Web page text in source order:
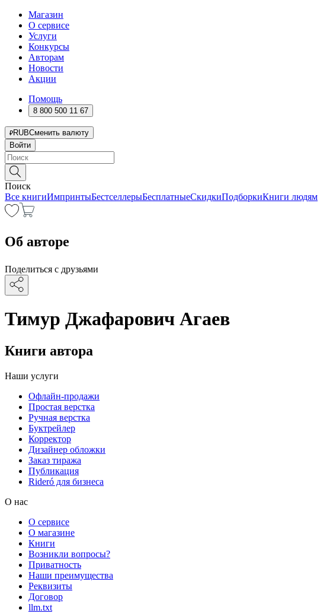
Магазин
О сервисе
Услуги
Конкурсы
Авторам
Новости
Акции
Помощь
8 800 500 11 67
RUBСменить валюту
Войти
Поиск
Все книгиИмпринтыБестселлерыБесплатныеСкидкиПодборкиКниги людям
Об авторе
Поделиться с друзьями
Тимур Джафарович Агаев
Книги автора
Наши услуги
Офлайн-продажи
Простая верстка
Ручная верстка
Буктрейлер
Корректор
Дизайнер обложки
Заказ тиража
Публикация
Rideró для бизнеса
О нас
О сервисе
О магазине
Книги
Возникли вопросы?
Приватность
Наши преимущества
Реквизиты
Договор
llm.txt